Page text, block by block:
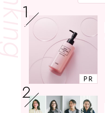
PR